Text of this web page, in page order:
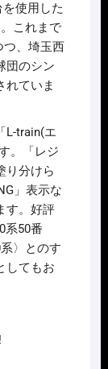
使用した
これまで
つ、埼玉西
団のシン
れていま
L-train(エ
。「レジ
り分けら
」表示な
す。好評
系50番
〉とのす
してもお